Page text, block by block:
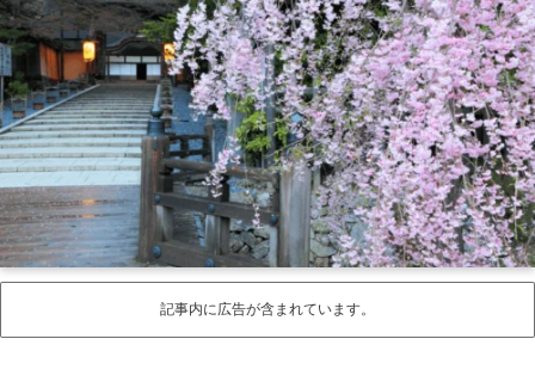
記事内に広告が含まれています。